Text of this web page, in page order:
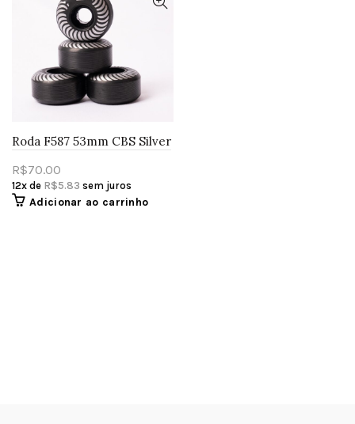
Roda F587 53mm CBS Silver
R$70.00
12x de R$5.83 sem juros
Adicionar ao carrinho